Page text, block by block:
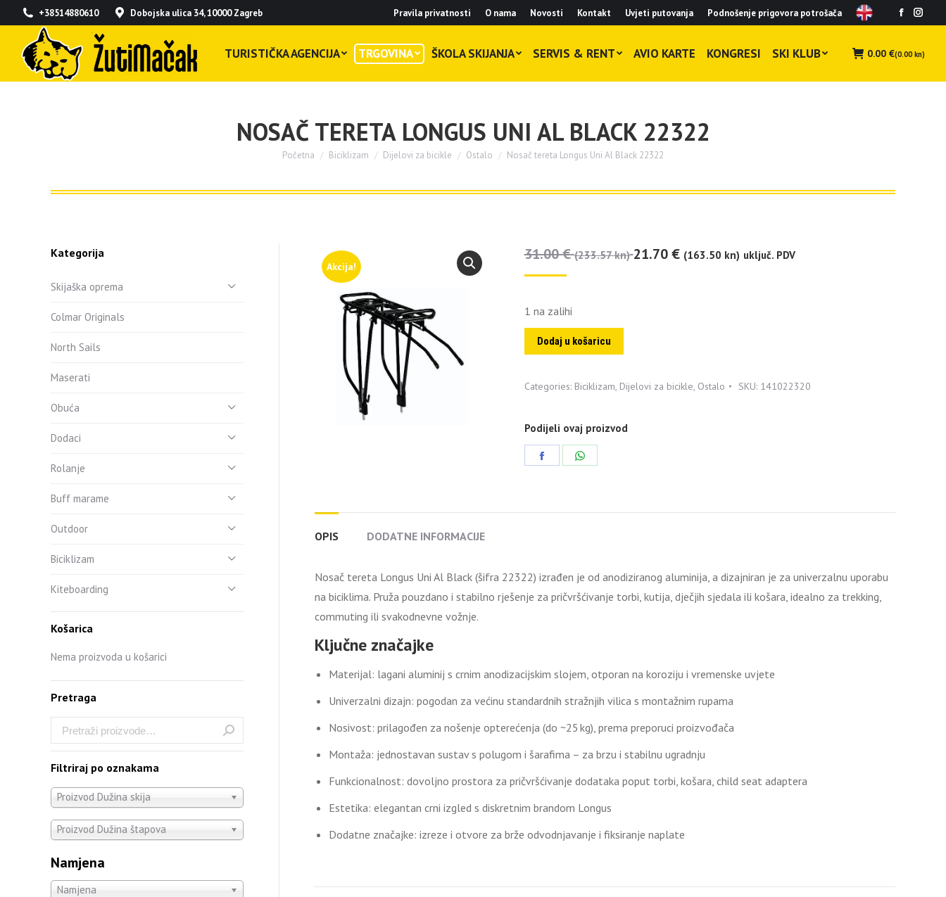
+38514880610 Dobojska ulica 34, 10000 Zagreb Pravila privatnosti O nama Novosti Kontakt Uvjeti putovanja Podnošenje prigovora potrošača
Facebook
in
in
TURISTIČKA AGENCIJA TRGOVINA ŠKOLA SKIJANJA SERVIS & RENT AVIO KARTE KONGRESI SKI KLUB 0.00 €(0.00 kn)
NOSAČ TERETA LONGUS UNI AL BLACK 22322
You are here:
Početna Biciklizam Dijelovi za bicikle Ostalo Nosač tereta Longus Uni Al Black 22322
Akcija!
31.00€ (233.57 kn) 21.70€ (163.50 kn) uključ. PDV
1 na zalihi
Dodaj u košaricu
Categories: Biciklizam, Dijelovi za bicikle, Ostalo SKU: 141022320
Podijeli ovaj proizvod
Share
OPIS DODATNE INFORMACIJE
Nosač tereta Longus Uni Al Black (šifra 22322) izrađen je od anodiziranog aluminija, a dizajniran je za univerzalnu uporabu
na biciklima. Pruža pouzdano i stabilno rješenje za pričvršćivanje torbi, kutija, dječjih sjedala ili košara, idealno za trekking,
commuting ili svakodnevne vožnje.
Ključne značajke
Materijal: lagani aluminij s crnim anodizacijskim slojem, otporan na koroziju i vremenske uvjete
Univerzalni dizajn: pogodan za većinu standardnih stražnjih vilica s montažnim rupama
Nosivost: prilagođen za nošenje opterećenja (do ~25 kg), prema preporuci proizvođača
Montaža: jednostavan sustav s polugom i šarafima – za brzu i stabilnu ugradnju
Funkcionalnost: dovoljno prostora za pričvršćivanje dodataka poput torbi, košara, child seat adaptera
Estetika: elegantan crni izgled s diskretnim brandom Longus
Dodatne značajke: izreze i otvore za brže odvodnjavanje i fiksiranje naplate
Kategorija
Skijaška oprema
Colmar Originals
North Sails
Maserati
Obuća
Dodaci
Rolanje
Buff marame
Outdoor
Biciklizam
Kiteboarding
Košarica
Nema proizvoda u košarici
Pretraga
Filtriraj po oznakama
Proizvod Dužina skija
Proizvod Dužina štapova
Namjena
Namjena